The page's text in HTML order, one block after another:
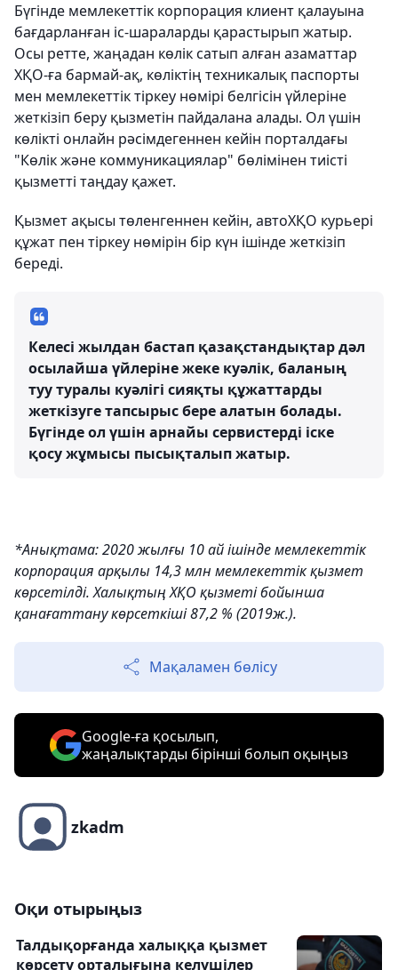
Бүгінде мемлекеттік корпорация клиент қалауына
бағдарланған іс-шараларды қарастырып жатыр.
Осы ретте, жаңадан көлік сатып алған азаматтар
ХҚО-ға бармай-ақ, көліктің техникалық паспорты
мен мемлекеттік тіркеу нөмірі белгісін үйлеріне
жеткізіп беру қызметін пайдалана алады. Ол үшін
көлікті онлайн рәсімдегеннен кейін порталдағы
"Көлік және коммуникациялар" бөлімінен тиісті
қызметті таңдау қажет.
Қызмет ақысы төленгеннен кейін, автоХҚО курьері
құжат пен тіркеу нөмірін бір күн ішінде жеткізіп
береді.
Келесі жылдан бастап қазақстандықтар дәл
осылайша үйлеріне жеке куәлік, баланың
туу туралы куәлігі сияқты құжаттарды
жеткізуге тапсырыс бере алатын болады.
Бүгінде ол үшін арнайы сервистерді іске
қосу жұмысы пысықталып жатыр.
*Анықтама: 2020 жылғы 10 ай ішінде мемлекеттік
корпорация арқылы 14,3 млн мемлекеттік қызмет
көрсетілді. Халықтың ХҚО қызметі бойынша
қанағаттану көрсеткіші 87,2 % (2019ж.).
Мақаламен бөлісу
Google-ға қосылып,
жаңалықтарды бірінші болып оқыңыз
zkadm
Оқи отырыңыз
Талдықорғанда халыққа қызмет
көрсету орталығына келушілер